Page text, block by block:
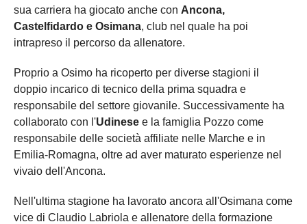
sua carriera ha giocato anche con Ancona,
Castelfidardo e Osimana, club nel quale ha poi
intrapreso il percorso da allenatore.
Proprio a Osimo ha ricoperto per diverse stagioni il
doppio incarico di tecnico della prima squadra e
responsabile del settore giovanile. Successivamente ha
collaborato con l'Udinese e la famiglia Pozzo come
responsabile delle società affiliate nelle Marche e in
Emilia-Romagna, oltre ad aver maturato esperienze nel
vivaio dell'Ancona.
Nell'ultima stagione ha lavorato ancora all'Osimana come
vice di Claudio Labriola e allenatore della formazione